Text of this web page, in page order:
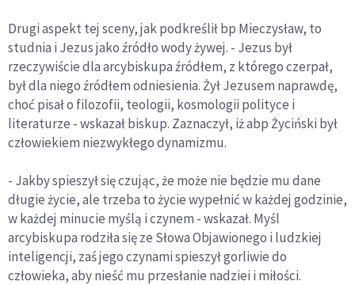
Drugi aspekt tej sceny, jak podkreślił bp Mieczysław, to
studnia i Jezus jako źródło wody żywej. - Jezus był
rzeczywiście dla arcybiskupa źródłem, z którego czerpał,
był dla niego źródłem odniesienia. Żył Jezusem naprawdę,
choć pisał o filozofii, teologii, kosmologii polityce i
literaturze - wskazał biskup. Zaznaczył, iż abp Życiński był
człowiekiem niezwykłego dynamizmu.
- Jakby spieszył się czując, że może nie będzie mu dane
długie życie, ale trzeba to życie wypełnić w każdej godzinie,
w każdej minucie myślą i czynem - wskazał. Myśl
arcybiskupa rodziła się ze Słowa Objawionego i ludzkiej
inteligencji, zaś jego czynami spieszył gorliwie do
człowieka, aby nieść mu przesłanie nadziei i miłości.